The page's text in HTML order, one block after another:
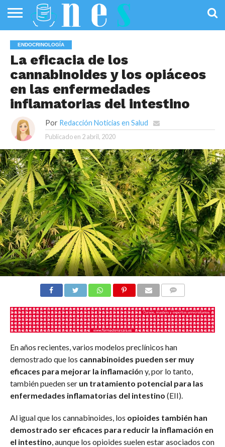
PÚBLICA
SANIDAD
INVESTIGACIÓN
ENTREVISTAS
PROFESIONALES
DE LA SALUD
INFOGRAFÍAS
DE SALUD
OPINIÓN
ENDOCRINOLOGÍA
La eficacia de los
cannabinoides y los opiáceos
en las enfermedades
inflamatorias del intestino
Por Redacción Noticias en Salud
Publicado en 2 abril, 2020
En años recientes, varios modelos preclínicos han
demostrado que los cannabinoides pueden ser muy
eficaces para mejorar la inflamación y, por lo tanto,
también pueden ser un tratamiento potencial para las
enfermedades inflamatorias del intestino (EII).
Al igual que los cannabinoides, los opioides también han
demostrado ser eficaces para reducir la inflamación en
el intestino , aunque los opioides suelen estar asociados con